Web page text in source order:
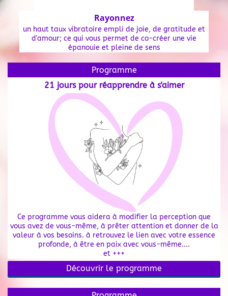
Rayonnez
un haut taux vibratoire empli de joie, de gratitude et
d'amour; ce qui vous permet de co-créer une vie
épanouie et pleine de sens
Programme
21 jours pour réapprendre à s'aimer
Ce programme vous aidera à modifier la perception que
vous avez de vous-même, à prêter attention et donner de la
valeur à vos besoins. à retrouvez le lien avec votre essence
profonde, à être en paix avec vous-même....
et +++
Découvrir le programme